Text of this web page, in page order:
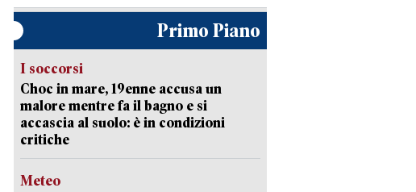
Primo Piano
I soccorsi
Choc in mare, 19enne accusa un
malore mentre fa il bagno e si
accascia al suolo: è in condizioni
critiche
Meteo